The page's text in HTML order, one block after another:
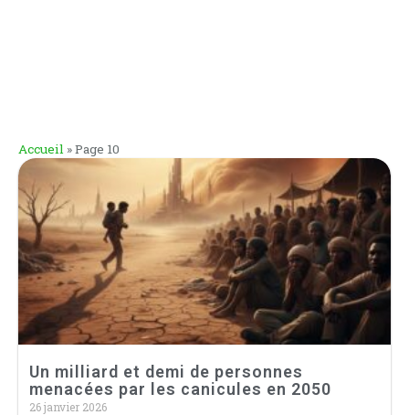
Accueil »Page 10
Un milliard et demi de personnes
menacées par les canicules en 2050
26 janvier 2026